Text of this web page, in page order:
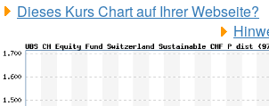
Dieses Kurs Chart auf Ihrer Webseite?